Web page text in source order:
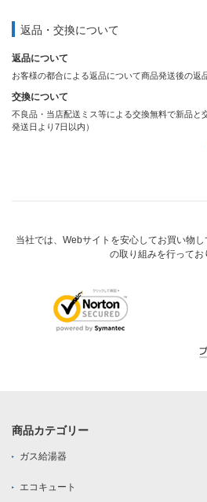
返品・交換について
返品について
お客様の都合による返品について商品発送後の返
交換について
不良品・当店配送ミス等による交換無料で新品と
発送日より7日以内）
当社では、Webサイトを安心してお買い物
の取り組みを行ってお
商品カテゴリー
ガス給湯器
エコキュート